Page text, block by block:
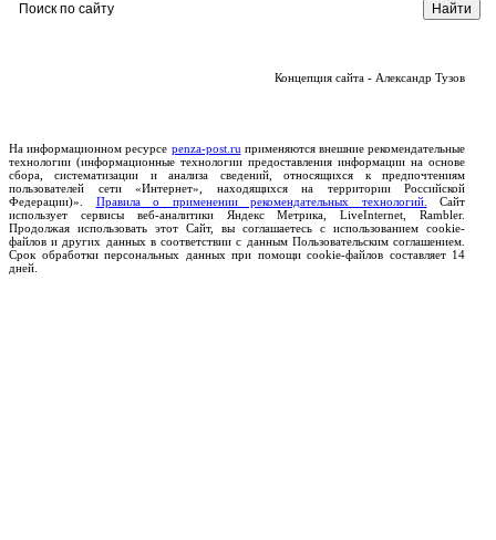
Концепция сайта - Александр Тузов
На информационном ресурсе penza-post.ru применяются внешние рекомендательные
технологии (информационные технологии предоставления информации на основе
сбора, систематизации и анализа сведений, относящихся к предпочтениям
пользователей сети «Интернет», находящихся на территории Российской
Федерации)». Правила о применении рекомендательных технологий.
Сайт
использует сервисы веб-аналитики Яндекс Метрика, LiveInternet, Rambler.
Продолжая использовать этот Сайт, вы соглашаетесь с использованием cookie-
файлов и других данных в соответствии с данным Пользовательским соглашением.
Срок обработки персональных данных при помощи cookie-файлов составляет 14
дней.